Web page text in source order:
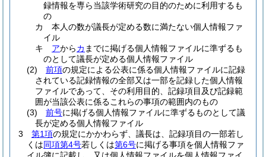
録情報を専ら当該学術研究の目的のために利用するも
の
カ
本人の数が議長が定める数に満たない個人情報ファ
イル
キ
アからカ までに掲げる個人情報ファイルに準ずるも
のとして議長が定める個人情報ファイル
(2)
前項の規定による公表に係る個人情報ファイルに記録
されている記録情報の全部又は一部を記録した個人情報
ファイルであって、その利用目的、記録項目及び記録範
囲が当該公表に係るこれらの事項の範囲内のもの
(3)
前号に掲げる個人情報ファイルに準ずるものとして議
長が定める個人情報ファイル
3
第1項の規定にかかわらず、議長は、記録項目の一部若し
くは同項第4号若しくは第6号に掲げる事項を個人情報ファ